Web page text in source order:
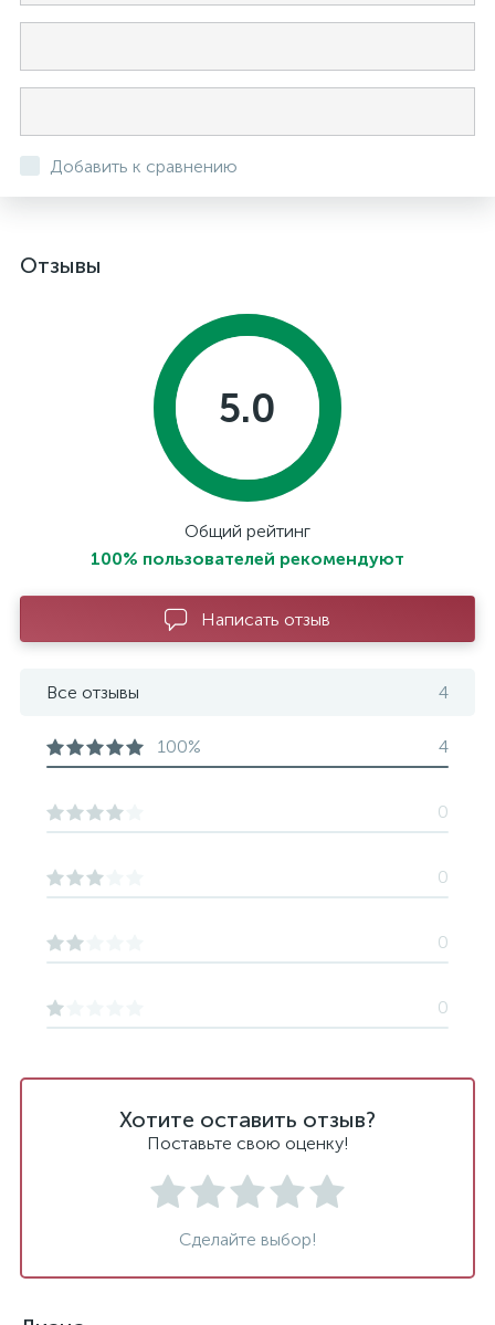
Добавить к сравнению
Отзывы
Хотите оставить отзыв?
Поставьте свою оценку!
Сделайте выбор!
5.0
Общий рейтинг
100% пользователей рекомендуют
Написать отзыв
Все отзывы 4
100% 4
0
0
0
0